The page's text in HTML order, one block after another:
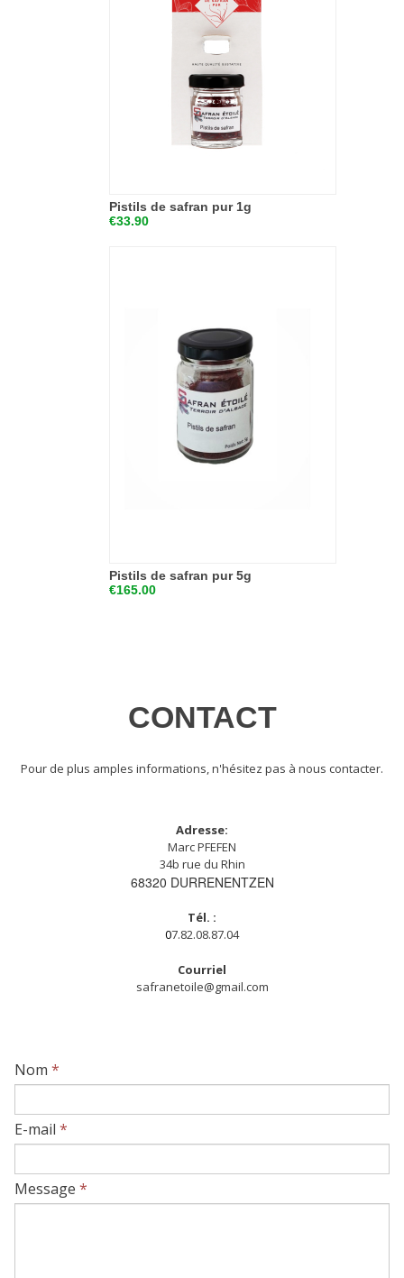
Pistils de safran pur 1g
€33.90
Pistils de safran pur 5g
€165.00
CONTACT
Pour de plus amples informations, n'hésitez pas à nous contacter.
Adresse:
Marc PFEFEN
34b rue du Rhin
68320 DURRENENTZEN
Tél. :
07.82.08.87.04
Courriel
safranetoile@gmail.com
Nom *
E-mail *
Message *